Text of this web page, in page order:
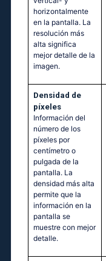
horizontalmente
en la pantalla. La
resolución más
alta significa
mejor detalle de la
imagen.
Densidad de
píxeles
Información del
número de los
píxeles por
centímetro o
pulgada de la
pantalla. La
densidad más alta
permite que la
información en la
pantalla se
muestre con mejor
detalle.